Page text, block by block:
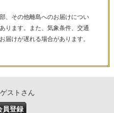
その他離島へのお届けについ
ります。また、気象条件、交通
届けが遅れる場合があります。
ストさん
員登録